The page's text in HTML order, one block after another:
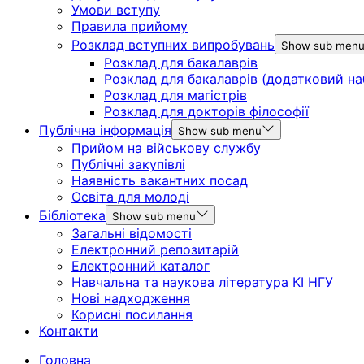
Умови вступу
Правила прийому
Розклад вступних випробувань
Show sub menu
Розклад для бакалаврів
Розклад для бакалаврів (додатковий
Розклад для магістрів
Розклад для докторів філософії
Публічна інформація
Show sub menu
Прийом на військову службу
Публічні закупівлі
Наявність вакантних посад
Освіта для молоді
Бібліотека
Show sub menu
Загальні відомості
Електронний репозитарій
Електронний каталог
Навчальна та наукова література КІ НГУ
Нові надходження
Корисні посилання
Контакти
Головна